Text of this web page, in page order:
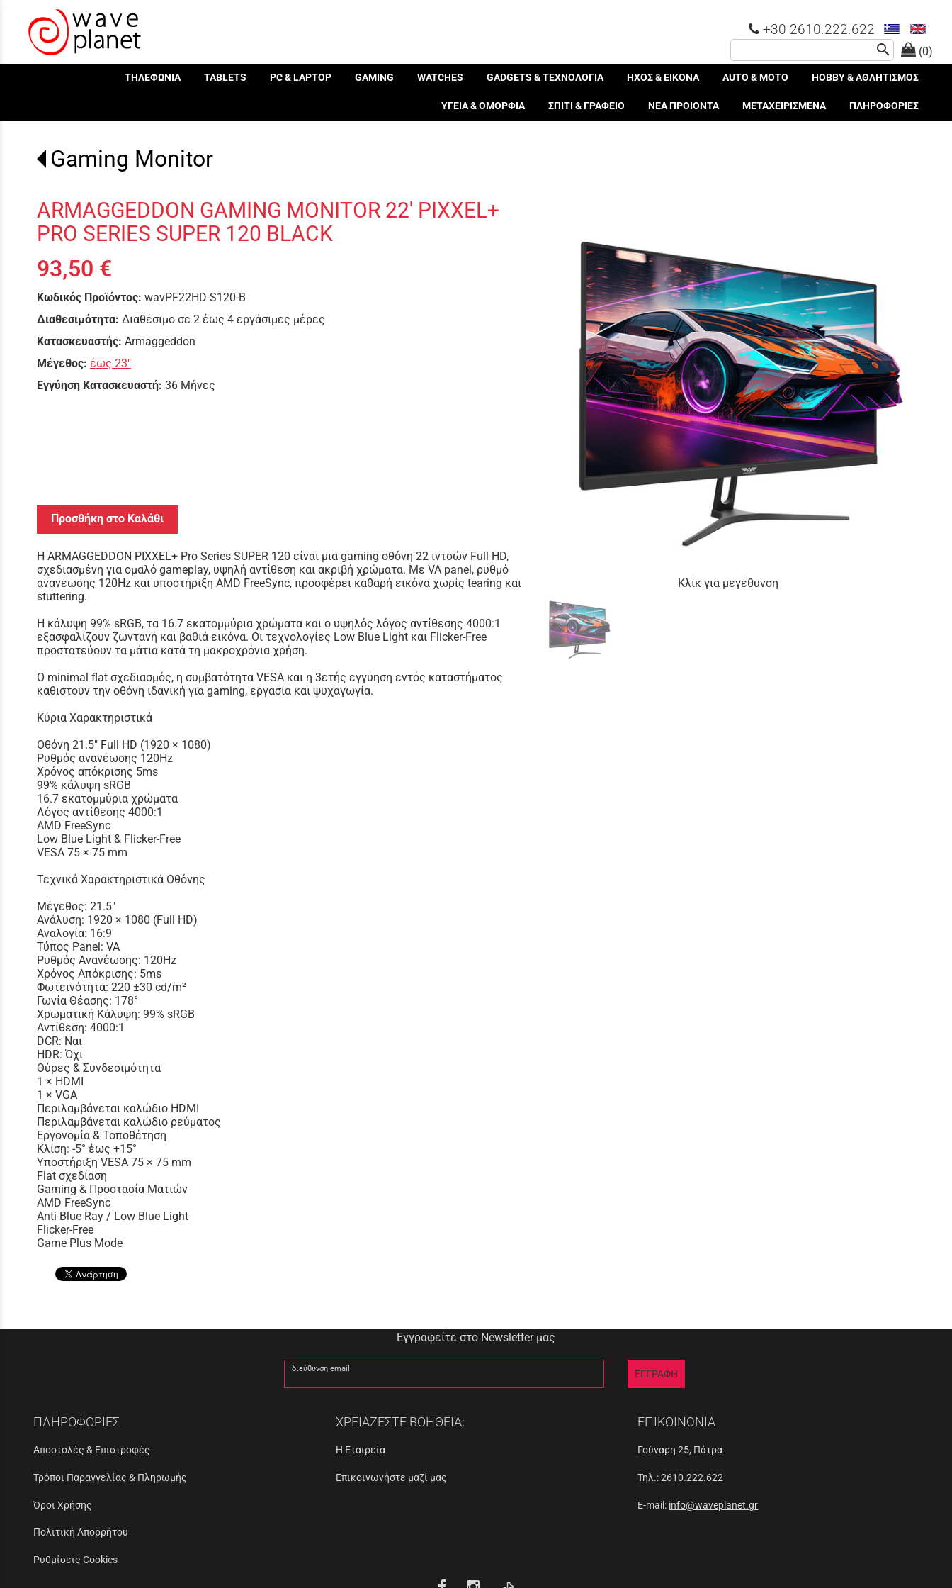
+30 2610.222.622
(0)
search
ΤΗΛΕΦΩΝΙΑ TABLETS PC & LAPTOP GAMING WATCHES GADGETS & ΤΕΧΝΟΛΟΓΙΑ ΗΧΟΣ & ΕΙΚΟΝΑ AUTO & MOTO HOBBY & ΑΘΛΗΤΙΣΜΟΣ
ΥΓΕΙΑ & ΟΜΟΡΦΙΑ ΣΠΙΤΙ & ΓΡΑΦΕΙΟ ΝΕΑ ΠΡΟΙΟΝΤΑ ΜΕΤΑΧΕΙΡΙΣΜΕΝΑ ΠΛΗΡΟΦΟΡΙΕΣ
Gaming Monitor
Κλίκ για μεγέθυνση
ARMAGGEDDON GAMING MONITOR 22′ PIXXEL+
PRO SERIES SUPER 120 BLACK
93,50 €
Κωδικός Προϊόντος: wavPF22HD-S120-B
Διαθεσιμότητα: Διαθέσιμο σε 2 έως 4 εργάσιμες μέρες
Κατασκευαστής: Armaggeddon
Μέγεθος: έως 23"
Εγγύηση Κατασκευαστή: 36 Μήνες
Προσθήκη στο Καλάθι
Η ARMAGGEDDON PIXXEL+ Pro Series SUPER 120 είναι μια gaming οθόνη 22 ιντσών Full HD,
σχεδιασμένη για ομαλό gameplay, υψηλή αντίθεση και ακριβή χρώματα. Με VA panel, ρυθμό
ανανέωσης 120Hz και υποστήριξη AMD FreeSync, προσφέρει καθαρή εικόνα χωρίς tearing και
stuttering.
Η κάλυψη 99% sRGB, τα 16.7 εκατομμύρια χρώματα και ο υψηλός λόγος αντίθεσης 4000:1
εξασφαλίζουν ζωντανή και βαθιά εικόνα. Οι τεχνολογίες Low Blue Light και Flicker-Free
προστατεύουν τα μάτια κατά τη μακροχρόνια χρήση.
Ο minimal flat σχεδιασμός, η συμβατότητα VESA και η 3ετής εγγύηση εντός καταστήματος
καθιστούν την οθόνη ιδανική για gaming, εργασία και ψυχαγωγία.
Κύρια Χαρακτηριστικά
Οθόνη 21.5" Full HD (1920 × 1080)
Ρυθμός ανανέωσης 120Hz
Χρόνος απόκρισης 5ms
99% κάλυψη sRGB
16.7 εκατομμύρια χρώματα
Λόγος αντίθεσης 4000:1
AMD FreeSync
Low Blue Light & Flicker-Free
VESA 75 × 75 mm
Τεχνικά Χαρακτηριστικά Οθόνης
Μέγεθος: 21.5"
Ανάλυση: 1920 × 1080 (Full HD)
Αναλογία: 16:9
Τύπος Panel: VA
Ρυθμός Ανανέωσης: 120Hz
Χρόνος Απόκρισης: 5ms
Φωτεινότητα: 220 ±30 cd/m²
Γωνία Θέασης: 178°
Χρωματική Κάλυψη: 99% sRGB
Αντίθεση: 4000:1
DCR: Ναι
HDR: Όχι
Θύρες & Συνδεσιμότητα
1 × HDMI
1 × VGA
Περιλαμβάνεται καλώδιο HDMI
Περιλαμβάνεται καλώδιο ρεύματος
Εργονομία & Τοποθέτηση
Κλίση: -5° έως +15°
Υποστήριξη VESA 75 × 75 mm
Flat σχεδίαση
Gaming & Προστασία Ματιών
AMD FreeSync
Anti-Blue Ray / Low Blue Light
Flicker-Free
Game Plus Mode
Εγγραφείτε στο Newsletter μας
διεύθυνση email ΕΓΓΡΑΦΗ
ΠΛΗΡΟΦΟΡΙΕΣ
Αποστολές & Επιστροφές
Τρόποι Παραγγελίας & Πληρωμής
Όροι Χρήσης
Πολιτική Απορρήτου
Ρυθμίσεις Cookies
ΧΡΕΙΑΖΕΣΤΕ ΒΟΗΘΕΙΑ;
Η Εταιρεία
Επικοινωνήστε μαζί μας
ΕΠΙΚΟΙΝΩΝΙΑ
Γούναρη 25, Πάτρα
Τηλ.:2610.222.622
E-mail: info@waveplanet.gr